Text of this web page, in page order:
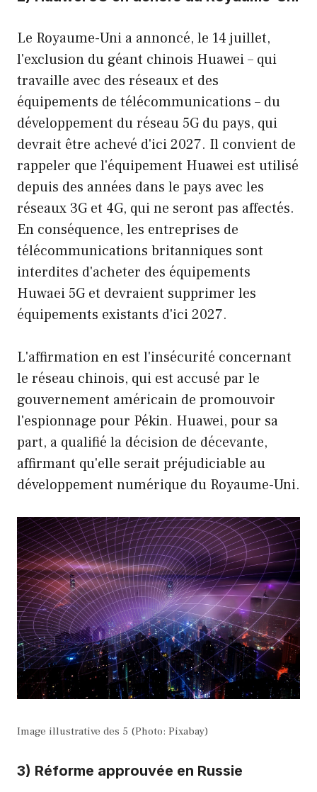
Le Royaume-Uni a annoncé, le 14 juillet,
l'exclusion du géant chinois Huawei – qui
travaille avec des réseaux et des
équipements de télécommunications – du
développement du réseau 5G du pays, qui
devrait être achevé d'ici 2027. Il convient de
rappeler que l'équipement Huawei est utilisé
depuis des années dans le pays avec les
réseaux 3G et 4G, qui ne seront pas affectés.
En conséquence, les entreprises de
télécommunications britanniques sont
interdites d'acheter des équipements
Huwaei 5G et devraient supprimer les
équipements existants d'ici 2027.
L'affirmation en est l'insécurité concernant
le réseau chinois, qui est accusé par le
gouvernement américain de promouvoir
l'espionnage pour Pékin. Huawei, pour sa
part, a qualifié la décision de décevante,
affirmant qu'elle serait préjudiciable au
développement numérique du Royaume-Uni.
Image illustrative des 5 (Photo: Pixabay)
3) Réforme approuvée en Russie